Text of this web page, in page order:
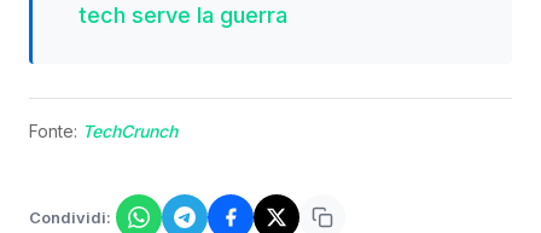
tech serve la guerra
Fonte: TechCrunch
Condividi: